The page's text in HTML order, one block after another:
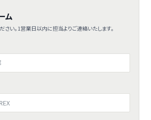
ム
さい。1営業日以内に担当よりご連絡いたします。